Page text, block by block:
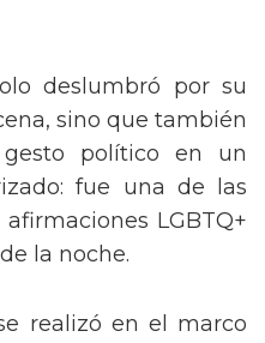
deslumbró por su
sino que también
político en un
fue una de las
LGBTQ+
la noche.
realizó en el marco